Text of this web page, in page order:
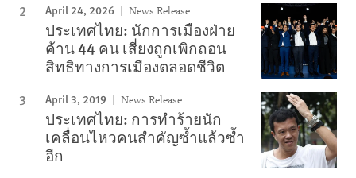
April 24, 2026 News Release
ประเทศไทย: นักการเมืองฝ่าย
ค้าน 44 คน เสี่ยงถูกเพิกถอน
สิทธิทางการเมืองตลอดชีวิต
April 3, 2019 News Release
ประเทศไทย: การทำร้ายนัก
เคลื่อนไหวคนสำคัญซ้ำแล้วซ้ำ
อีก